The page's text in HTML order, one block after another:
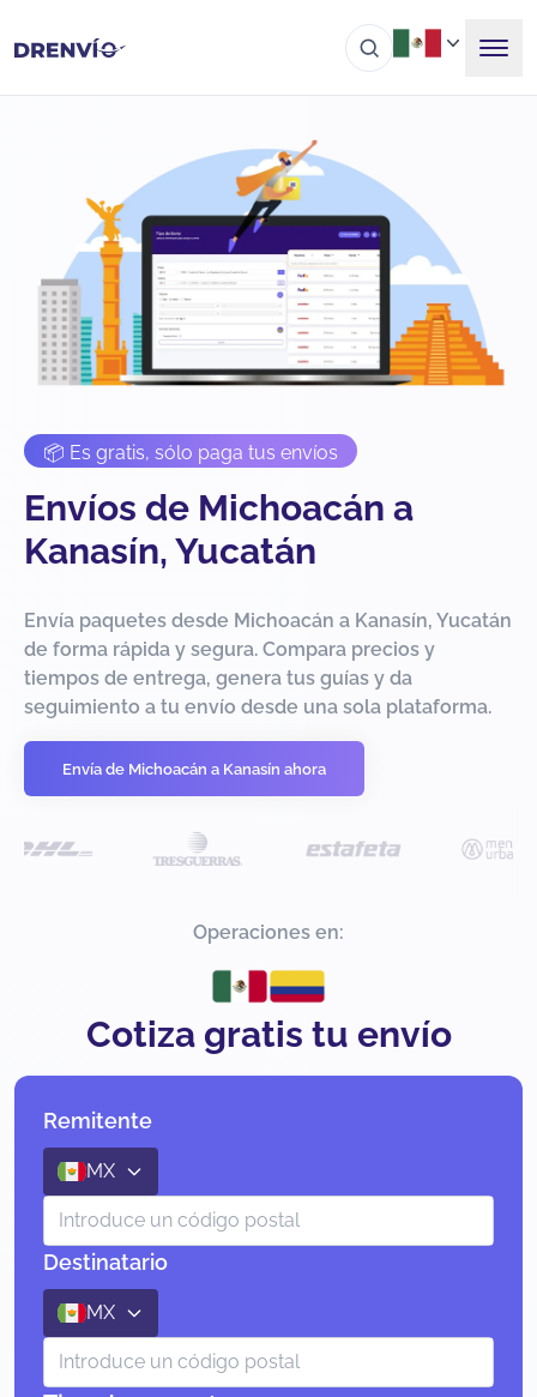
📦 Es gratis, sólo paga tus envíos
Envíos de Michoacán a
Kanasín, Yucatán
Envía paquetes desde Michoacán a Kanasín, Yucatán
de forma rápida y segura. Compara precios y
tiempos de entrega, genera tus guías y da
seguimiento a tu envío desde una sola plataforma.
Envía de Michoacán a Kanasín ahora
Operaciones en:
Cotiza gratis tu envío
Remitente
MX
Destinatario
MX